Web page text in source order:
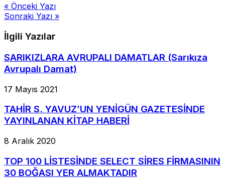
Yazı
gezinmesi
« Önceki Yazı
Sonraki Yazı »
İlgili Yazılar
SARIKIZLARA AVRUPALI DAMATLAR (Sarıkıza
Avrupalı Damat)
17 Mayıs 2021
TAHİR S. YAVUZ’UN YENİGÜN GAZETESİNDE
YAYINLANAN KİTAP HABERİ
8 Aralık 2020
TOP 100 LİSTESİNDE SELECT SİRES FİRMASININ
30 BOĞASI YER ALMAKTADIR